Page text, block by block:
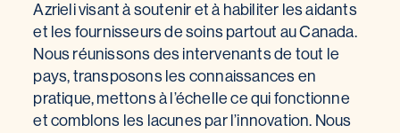
Azrieli visant à soutenir et à habiliter les aidants
et les fournisseurs de soins partout au Canada.
Nous réunissons des intervenants de tout le
pays, transposons les connaissances en
pratique, mettons à l’échelle ce qui fonctionne
et comblons les lacunes par l’innovation. Nous